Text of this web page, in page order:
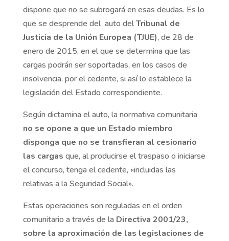
dispone que no se subrogará en esas deudas. Es lo
que se desprende del auto delTribunal de
Justicia de la Unión Europea (TJUE), de 28 de
enero de 2015, en el que se determina que las
cargas podrán ser soportadas, en los casos de
insolvencia, por el cedente, si así lo establece la
legislación del Estado correspondiente.
Según dictamina el auto, la normativa comunitaria
no se opone a que un Estado miembro
disponga que no se transfieran al cesionario
las cargas que, al producirse el traspaso o iniciarse
el concurso, tenga el cedente, «incluidas las
relativas a la Seguridad Social».
Estas operaciones son reguladas en el orden
comunitario a través de la Directiva 2001/23,
sobre la aproximación de las legislaciones de